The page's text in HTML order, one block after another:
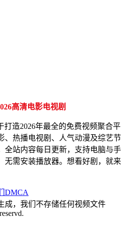
高清电影电视剧
打造2026年最全的免费视频聚合平
、热播电视剧、人气动漫及综艺节
全站内容每日更新，支持电脑与手
无需安装播放器。想看好剧，就来
DMCA
成，我们不存储任何视频文件